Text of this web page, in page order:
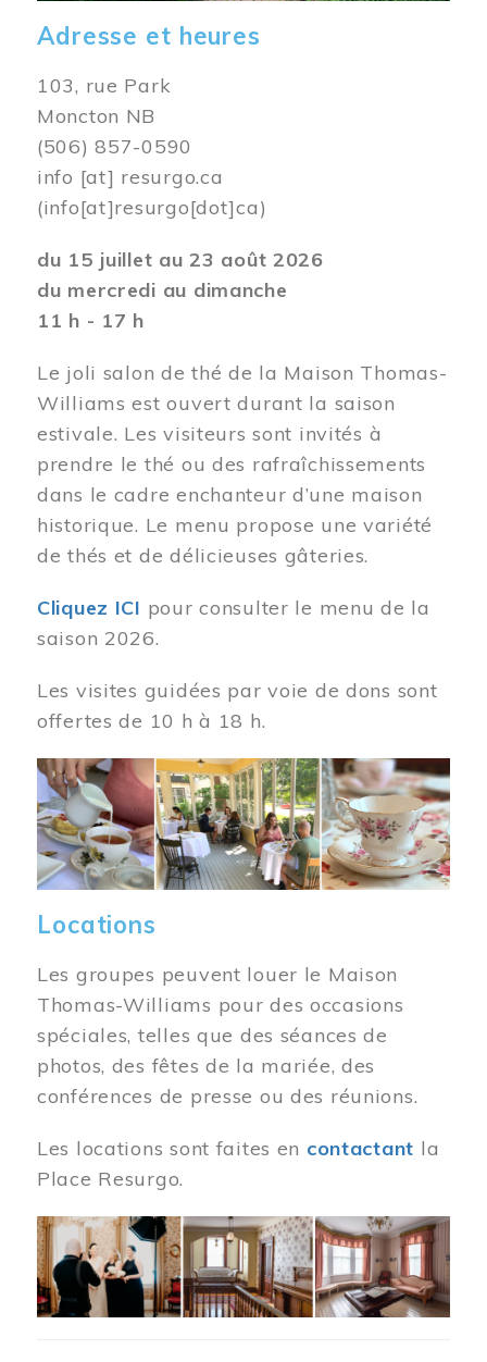
Adresse et heures
103, rue Park
Moncton NB
(506) 857-0590
info [at] resurgo.ca
(info[at]resurgo[dot]ca)
du 15 juillet au 23 août 2026
du mercredi au dimanche
11 h - 17 h
Le joli salon de thé de la Maison Thomas-
Williams est ouvert durant la saison
estivale. Les visiteurs sont invités à
prendre le thé ou des rafraîchissements
dans le cadre enchanteur d’une maison
historique. Le menu propose une variété
de thés et de délicieuses gâteries.
Cliquez ICI pour consulter le menu de la
saison 2026.
Les visites guidées par voie de dons sont
offertes de 10 h à 18 h.
Image
Locations
Les groupes peuvent louer le Maison
Thomas-Williams pour des occasions
spéciales, telles que des séances de
photos, des fêtes de la mariée, des
conférences de presse ou des réunions.
Les locations sont faites en contactant la
Place Resurgo.
Image